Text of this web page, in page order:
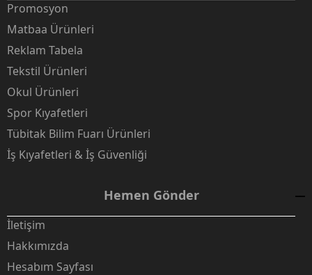
Promosyon
Matbaa Ürünleri
Reklam Tabela
Tekstil Ürünleri
Okul Ürünleri
Spor Kıyafetleri
Tübitak Bilim Fuarı Ürünleri
İş Kıyafetleri & İş Güvenliği
Hemen Gönder
İletişim
Hakkımızda
Hesabım Sayfası